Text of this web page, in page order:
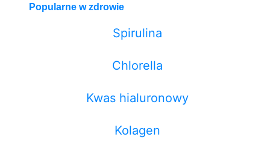
Popularne w zdrowie
Spirulina
Chlorella
Kwas hialuronowy
Kolagen